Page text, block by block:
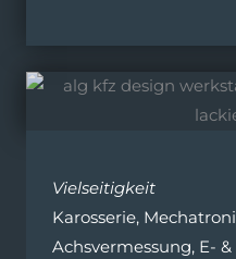
Vielseitigkeit
Karosserie,
Achsvermessung, E-